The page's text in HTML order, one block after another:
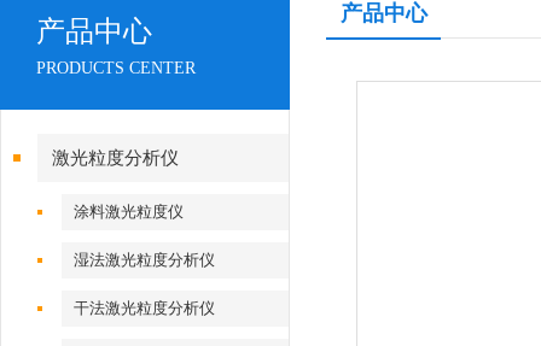
产品中心
PRODUCTS CENTER
激光粒度分析仪
涂料激光粒度仪
湿法激光粒度分析仪
干法激光粒度分析仪
产品中心